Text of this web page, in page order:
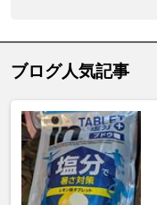
ブログ人気記事